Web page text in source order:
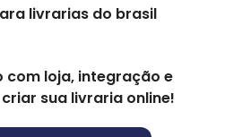
livrarias do brasil
com loja, integração e
sua livraria online!